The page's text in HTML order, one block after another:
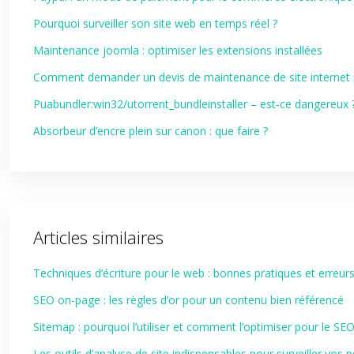
Pourquoi surveiller son site web en temps réel ?
Maintenance joomla : optimiser les extensions installées
Comment demander un devis de maintenance de site internet
Puabundler:win32/utorrent_bundleinstaller – est‑ce dangereux
Absorbeur d’encre plein sur canon : que faire ?
Articles similaires
Techniques d’écriture pour le web : bonnes pratiques et
SEO on-page : les règles d’or pour un contenu bien référencé
Sitemap : pourquoi l’utiliser et comment l’optimiser pour le SEO